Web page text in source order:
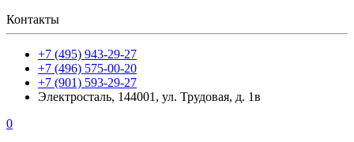
Контакты
+7 (495) 943-29-27
+7 (496) 575-00-20
+7 (901) 593-29-27
Электросталь, 144001, ул. Трудовая, д. 1в
0